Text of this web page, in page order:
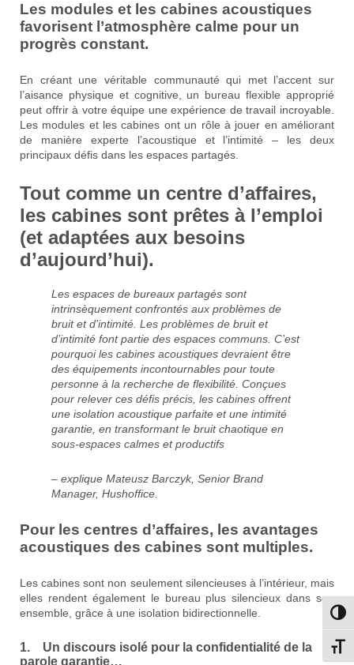
Les modules et les cabines acoustiques
favorisent l’atmosphère calme pour un
progrès constant.
En créant une véritable communauté qui met l’accent sur
l’aisance physique et cognitive, un bureau flexible approprié
peut offrir à votre équipe une expérience de travail incroyable.
Les modules et les cabines ont un rôle à jouer en améliorant
de manière experte l’acoustique et l’intimité – les deux
principaux défis dans les espaces partagés.
Tout comme un centre d’affaires,
les cabines sont prêtes à l’emploi
(et adaptées aux besoins
d’aujourd’hui).
Les espaces de bureaux partagés sont
intrinsèquement confrontés aux problèmes de
bruit et d’intimité. Les problèmes de bruit et
d’intimité font partie des espaces communs. C’est
pourquoi les cabines acoustiques devraient être
des équipements incontournables pour toute
personne à la recherche de flexibilité. Conçues
pour relever ces défis précis, les cabines offrent
une isolation acoustique parfaite et une intimité
garantie, en transformant le bruit chaotique en
sous-espaces calmes et productifs
– explique Mateusz Barczyk, Senior Brand
Manager, Hushoffice.
Pour les centres d’affaires, les avantages
acoustiques des cabines sont multiples.
Les cabines sont non seulement silencieuses à l’intérieur, mais
elles rendent également le bureau plus silencieux dans son
ensemble, grâce à une isolation bidirectionnelle.
1. Un discours isolé pour la confidentialité de la
parole garantie…